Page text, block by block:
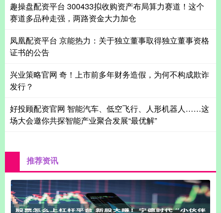
趣操盘配资平台 300433拟收购资产布局算力赛道！这个
赛道多品种走强，两路资金大力加仓
凤凰配资平台 京能热力：关于独立董事取得独立董事资格
证书的公告
兴业策略官网 奇！上市前多年财务造假，为何不构成欺诈
发行？
好投顾配资官网 智能汽车、低空飞行、人形机器人……这
场大会邀你共探智能产业聚合发展“最优解”
推荐资讯